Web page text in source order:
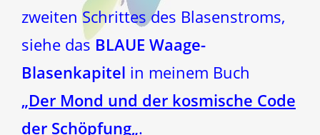
zweiten Schrittes des Blasenstroms,
siehe dasBLAUE Waage-
Blasenkapitel in meinem Buch
„Der Mond und der kosmische Code
der Schöpfung„.